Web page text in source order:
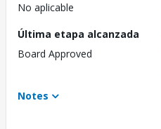
No aplicable
Última etapa alcanzada
Board Approved
Notes